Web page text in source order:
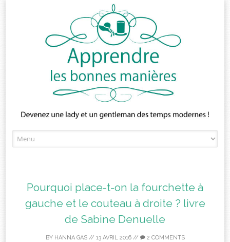
to
Pourquoi place-t-on la fourchette à
gauche et le couteau à droite ? livre
de Sabine Denuelle
BY HANNA GAS// 13 AVRIL 2016// 2 COMMENTS